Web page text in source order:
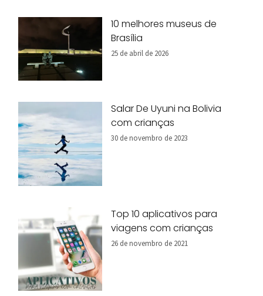
10 melhores museus de
Brasília
25 de abril de 2026
Salar De Uyuni na Bolivia
com crianças
30 de novembro de 2023
Top 10 aplicativos para
viagens com crianças
26 de novembro de 2021